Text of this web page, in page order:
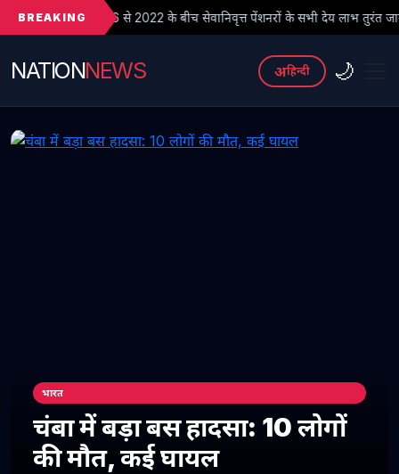
BREAKING
2022 के बीच सेवानिवृत्त पेंशनरों के सभी देय लाभ तुरंत जारी किए जाएं
NATIONNEWS अहिन्दी 🌙
भारत
चंबा में बड़ा बस हादसा: 10 लोगों
की मौत, कई घायल